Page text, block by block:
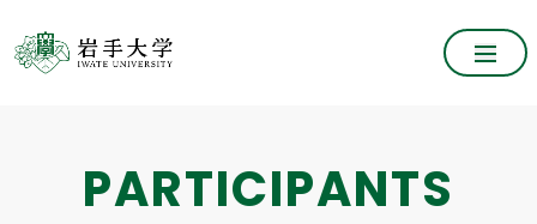
PARTICIPANTS